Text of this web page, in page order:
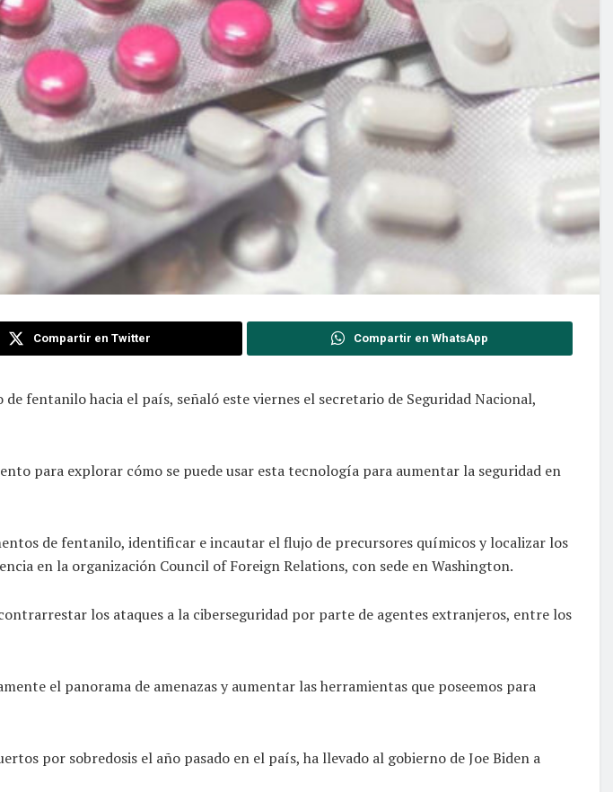
Compartir en Twitter Compartir en WhatsApp
fentanilo hacia el país, señaló este viernes el secretario de Seguridad Nacional,
para explorar cómo se puede usar esta tecnología para aumentar la seguridad en
de fentanilo, identificar e incautar el flujo de precursores químicos y localizar los
en la organización Council of Foreign Relations, con sede en Washington.
los ataques a la ciberseguridad por parte de agentes extranjeros, entre los
el panorama de amenazas y aumentar las herramientas que poseemos para
por sobredosis el año pasado en el país, ha llevado al gobierno de Joe Biden a